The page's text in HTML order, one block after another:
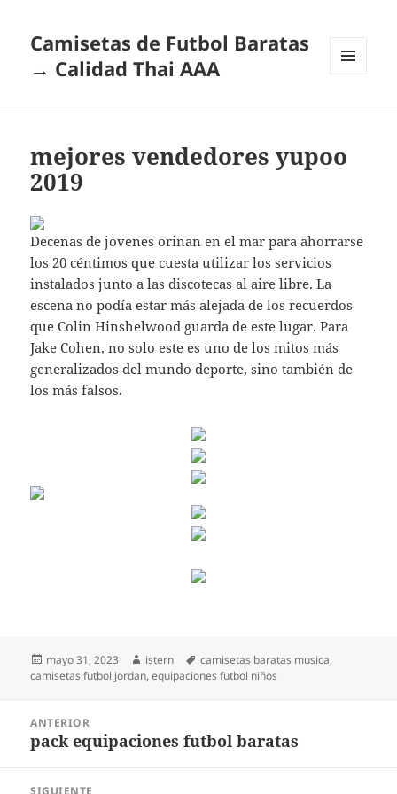
Camisetas de Futbol Baratas
→ Calidad Thai AAA
mejores vendedores yupoo
2019
Decenas de jóvenes orinan en el mar para ahorrarse
los 20 céntimos que cuesta utilizar los servicios
instalados junto a las discotecas al aire libre. La
escena no podía estar más alejada de los recuerdos
que Colin Hinshelwood guarda de este lugar. Para
Jake Cohen, no solo este es uno de los mitos más
generalizados del mundo deporte, sino también de
los más falsos.
Publicado
el
mayo 31, 2023 Autor
istern Etiquetas
camisetas baratas musica,
camisetas futbol jordan,equipaciones futbol niños
entradas
ANTERIOR
Entrada
pack equipaciones futbol baratas
SIGUIENTE